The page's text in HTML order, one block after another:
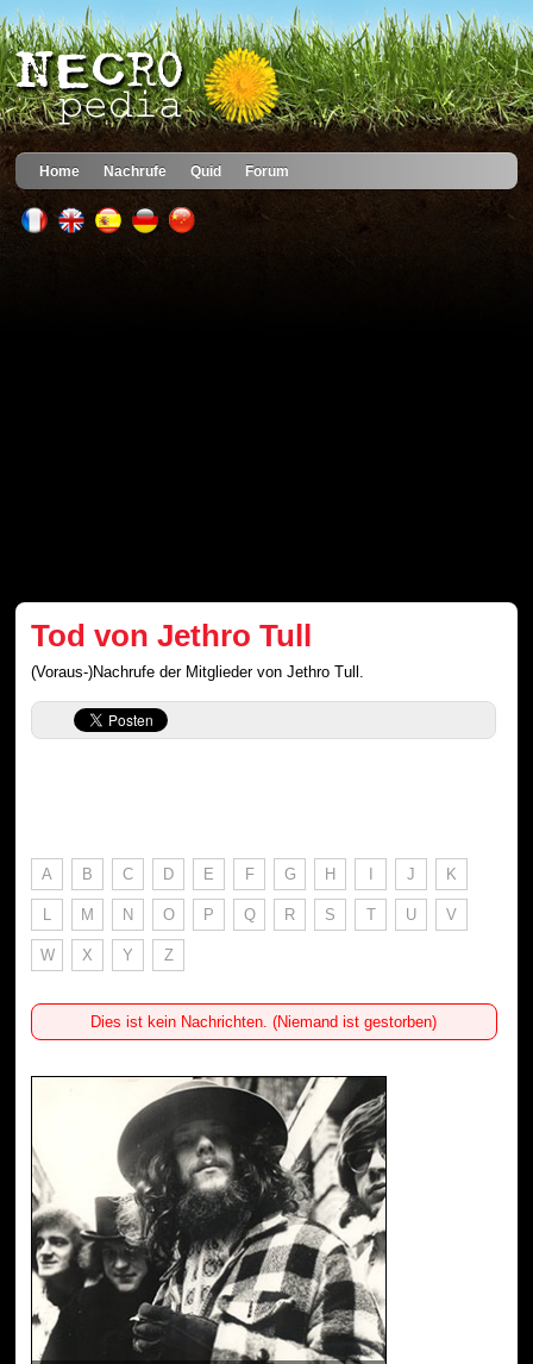
Home Nachrufe Quid Forum
Tod von Jethro Tull
(Voraus-)Nachrufe der Mitglieder von Jethro Tull.
A B C D E F G H I J K
L M N O P Q R S T U V
W X Y Z
Dies ist kein Nachrichten. (Niemand ist gestorben)